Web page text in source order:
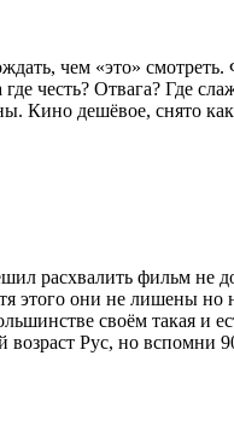
чем «это»
честь? Отвага? Где
Кино дешёвое, снято
расхвалить фильм
этого они не лишены но
своём такая и
возраст Рус, но